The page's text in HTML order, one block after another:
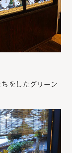
をしたグリーン